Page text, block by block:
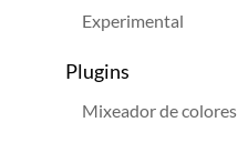
Experimental
Plugins
Mixeador de colores